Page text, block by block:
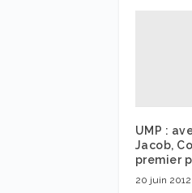
UMP :
Jacob,
premier
20 juin 2012